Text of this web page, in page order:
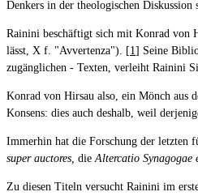
Denkers in der theologischen Diskussion
Rainini beschäftigt sich mit Konrad von
lässt, X f. "Avvertenza"). [1 ] Seine
zugänglichen - Texten, verleiht Rainini
Konrad von Hirsau also, ein Mönch aus
Konsens: dies auch deshalb, weil
Immerhin hat die Forschung der letzten
super auctores, die Altercatio Synagogae
Zu diesen Titeln versucht Rainini im